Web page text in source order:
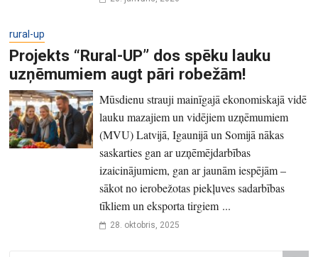
rural-up
Projekts “Rural-UP” dos spēku lauku
uzņēmumiem augt pāri robežām!
Mūsdienu strauji mainīgajā ekonomiskajā vidē
lauku mazajiem un vidējiem uzņēmumiem
(MVU) Latvijā, Igaunijā un Somijā nākas
saskarties gan ar uzņēmējdarbības
izaicinājumiem, gan ar jaunām iespējām –
sākot no ierobežotas piekļuves sadarbības
tīkliem un eksporta tirgiem ...
28. oktobris, 2025